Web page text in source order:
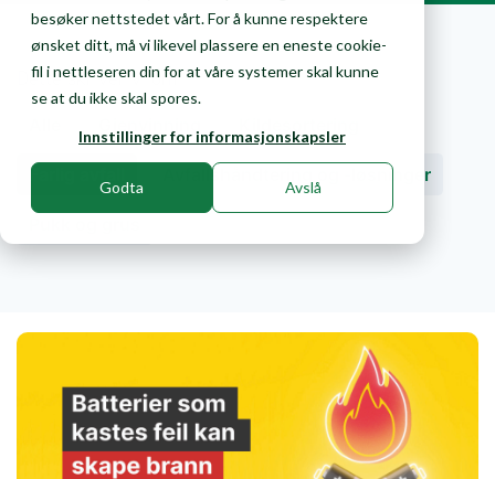
besøker nettstedet vårt. For å kunne respektere
ønsket ditt, må vi likevel plassere en eneste cookie-
fil i nettleseren din for at våre systemer skal kunne
se at du ikke skal spores.
Innstillinger for informasjonskapsler
Godta Avslå
Dette skriver vi om
Farlig avfall Avfallshåndtering og -løsninger